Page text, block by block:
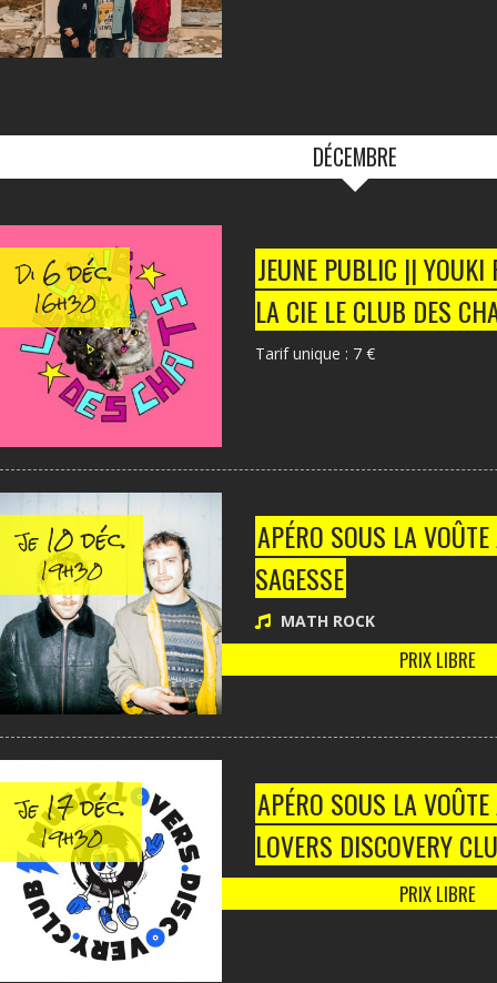
DÉCEMBRE
Di 6 déc.
16h30
JEUNE PUBLIC || YOUKI
LA CIE LE CLUB DES
Tarif unique : 7 €
Je10 déc.
19h30
APÉRO SOUS LA
SAGESSE
MATH ROCK
PRIX LIBRE
Je17 déc.
19h30
APÉRO SOUS LA
LOVERS DISCOVERY
PRIX LIBRE